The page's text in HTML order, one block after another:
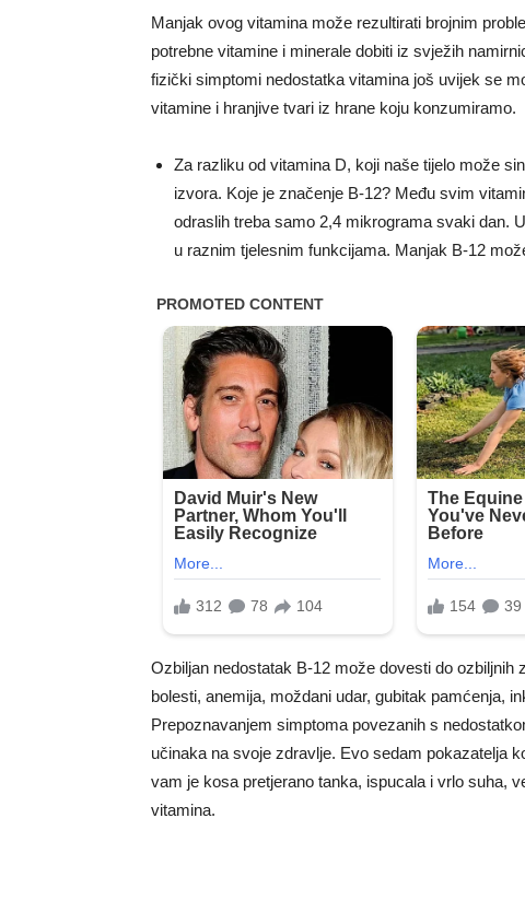
Manjak ovog vitamina može rezultirati brojnim
potrebne vitamine i minerale dobiti iz svježih
fizički simptomi nedostatka vitamina još uvijek se
vitamine i hranjive tvari iz hrane koju konzumiramo.
Za razliku od vitamina D, koji naše tijelo može
izvora. Koje je značenje B-12? Među svim
odraslih treba samo 2,4 mikrograma svaki dan.
u raznim tjelesnim funkcijama. Manjak B-12
Ozbiljan nedostatak B-12 može dovesti do
bolesti, anemija, moždani udar, gubitak pamćenja,
Prepoznavanjem simptoma povezanih s
učinaka na svoje zdravlje. Evo sedam pokazatelja
vam je kosa pretjerano tanka, ispucala i vrlo suha,
vitamina.